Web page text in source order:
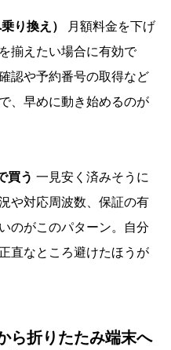
り換え）
月額料金を下げ
揃えたい場合に有効で
認や予約番号の取得など
、早めに動き始めるのが
買う 一見安く済みそうに
や対応周波数、保証の有
のがこのパターン。自分
直なところ避けたほうが
ら折りたたみ端末へ